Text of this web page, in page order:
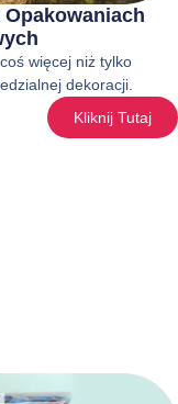
Opakowaniach
więcej niż tylko
dekoracji.
Kliknij Tutaj